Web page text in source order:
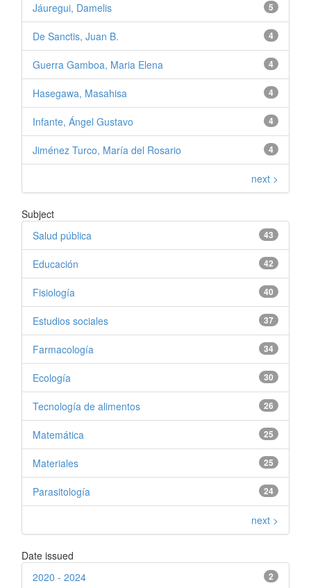
5
Jáuregui, Damelis
4
De Sanctis, Juan B.
4
Guerra Gamboa, Maria Elena
4
Hasegawa, Masahisa
4
Infante, Ángel Gustavo
4
Jiménez Turco, María del Rosario
next >
Subject
43
Salud pública
42
Educación
40
Fisiología
37
Estudios sociales
34
Farmacología
30
Ecología
26
Tecnología de alimentos
25
Matemática
25
Materiales
24
Parasitología
next >
Date issued
2
2020 - 2024